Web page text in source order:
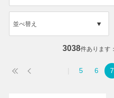
並べ替え
3038件あります
5 6 7